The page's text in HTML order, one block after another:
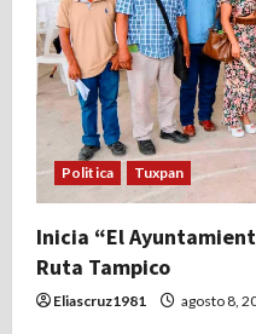
n
d
e
e
n
t
Politica Tuxpan
Inicia “El
Ruta Tampico
Eliascruz1981 agosto 8,